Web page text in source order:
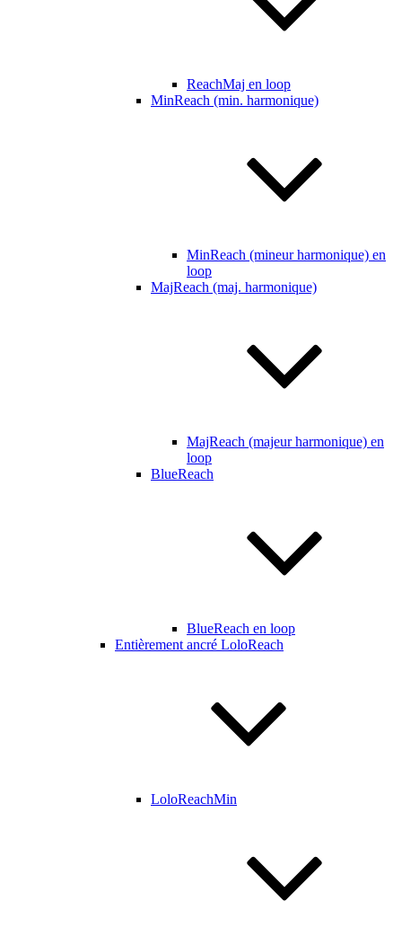
ReachMaj en loop
MinReach (min. harmonique)
MinReach (mineur harmonique) en
loop
MajReach (maj. harmonique)
MajReach (majeur harmonique) en
loop
BlueReach
BlueReach en loop
Entièrement ancré LoloReach
LoloReachMin